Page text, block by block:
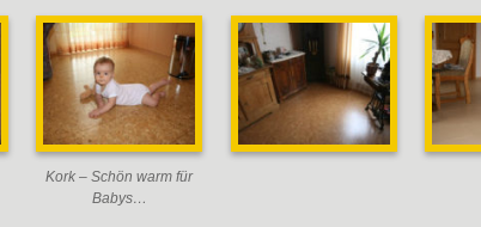
Kork – Schön warm für
Babys…